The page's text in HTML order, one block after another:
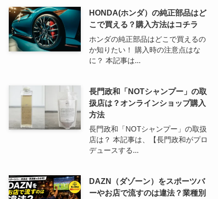
HONDA(ホンダ）の純正部品はど
こで買える？購入方法はコチラ
ホンダの純正部品はどこで買えるの
か知りたい！ 購入時の注意点はな
に？ 本記事は...
長門政和「NOTシャンプー」の取
扱店は？オンラインショップ購入
方法
長門政和「NOTシャンプー」の取扱
店は？ 本記事は、【長門政和がプロ
デュースする...
DAZN（ダゾーン）をスポーツバ
ーやお店で流すのは違法？業種別